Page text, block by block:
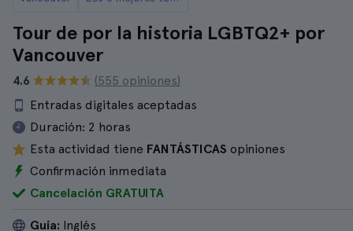
Tour de por la historia LGBTQ2+ por
Vancouver
4.6
(555 opiniones)
Entradas digitales aceptadas
Duración: 2 horas
Esta actividad tiene FANTÁSTICAS opiniones
Confirmación inmediata
Cancelación GRATUITA
Guía: Inglés